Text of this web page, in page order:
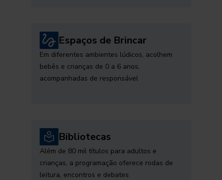
Espaços de Brincar
Em diferentes ambientes lúdicos, acolhem
bebês e crianças de 0 a 6 anos,
acompanhadas de responsável
Bibliotecas
Além de 80 mil títulos para adultos e
crianças, a programação oferece rodas de
leitura, encontros e debates